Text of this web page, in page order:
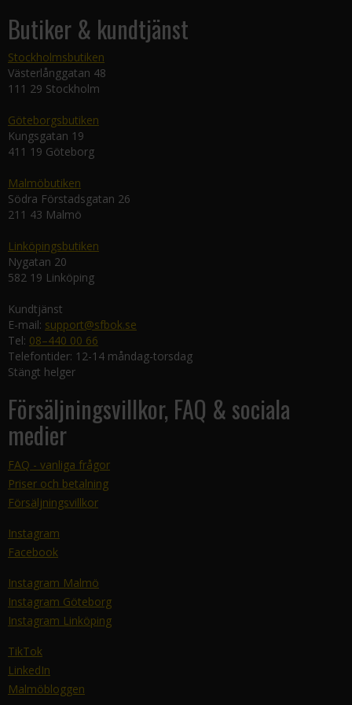
Butiker & kundtjänst
Stockholmsbutiken
Västerlånggatan 48
111 29 Stockholm
Göteborgsbutiken
Kungsgatan 19
411 19 Göteborg
Malmöbutiken
Södra Förstadsgatan 26
211 43 Malmö
Linköpingsbutiken
Nygatan 20
582 19 Linköping
Kundtjänst
E-mail: support@sfbok.se
Tel: 08–440 00 66
Telefontider: 12-14 måndag-torsdag
Stängt helger
Försäljningsvillkor, FAQ & sociala
medier
FAQ - vanliga frågor
Priser och betalning
Försäljningsvillkor
Instagram
Facebook
Instagram Malmö
Instagram Göteborg
Instagram Linköping
TikTok
LinkedIn
Malmöbloggen